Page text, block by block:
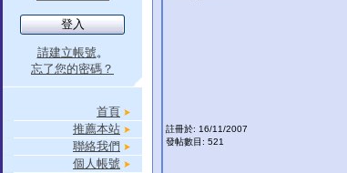
請建立帳號。
忘了您的密碼？
首頁
推薦本站
聯絡我們
個人帳號
註冊於: 16/11/2007
發帖數目: 521